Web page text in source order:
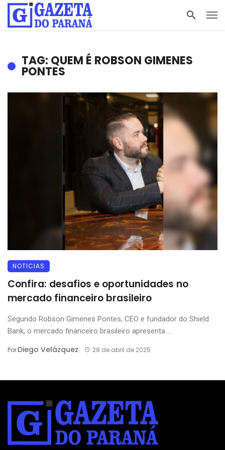
TAG: QUEM É ROBSON GIMENES
PONTES
NOTICIAS
Confira: desafios e oportunidades no
mercado financeiro brasileiro
Segundo Robson Gimenes Pontes, CEO e fundador do Shield
Bank, o mercado financeiro brasileiro apresenta ...
PorDiego Velázquez 28 de abril de 2025